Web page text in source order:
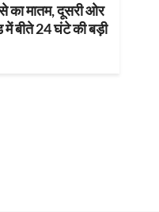
का मातम, दूसरी ओर
में बीते 24 घंटे की बड़ी